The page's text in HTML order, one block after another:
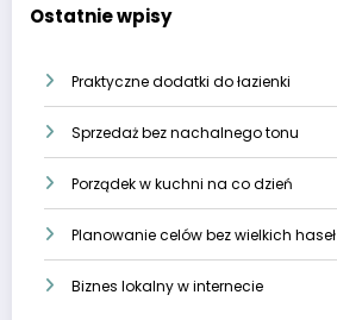
Ostatnie wpisy
Praktyczne dodatki do łazienki
Sprzedaż bez nachalnego tonu
Porządek w kuchni na co dzień
Planowanie celów bez wielkich haseł
Biznes lokalny w internecie